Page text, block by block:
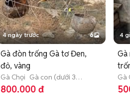
4 ngày trước 6
Gà đòn trống Gà tơ Đen,
đỏ, vàng
Gà Chọi Gà con (dưới 3
tháng tuổi)
800.000 đ
4
Gà
Gà